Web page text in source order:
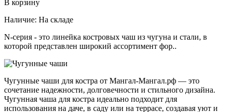
В корзину
Наличие: На складе
N-серия - это линейка костровых чаш из чугуна и стали, в
которой представлен широкий ассортимент фор..
Чугунные чаши для костра от Мангал-Мангал.рф — это
сочетание надежности, долговечности и стильного дизайна.
Чугунная чаша для костра идеально подходит для
использования на даче, в саду или на террасе, создавая уют и